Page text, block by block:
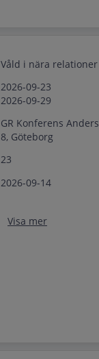
Våld i nära relationer
2026-09-23
2026-09-29
GR Konferens
8, Göteborg
23
2026-09-14
Visa mer